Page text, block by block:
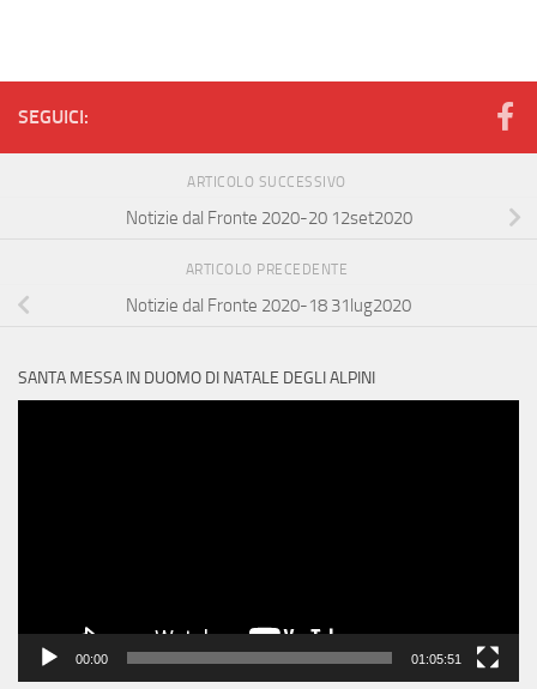
SEGUICI:
ARTICOLO SUCCESSIVO
Notizie dal Fronte 2020-20 12set2020
ARTICOLO PRECEDENTE
Notizie dal Fronte 2020-18 31lug2020
SANTA MESSA IN DUOMO DI NATALE DEGLI ALPINI
00:00 01:05:51